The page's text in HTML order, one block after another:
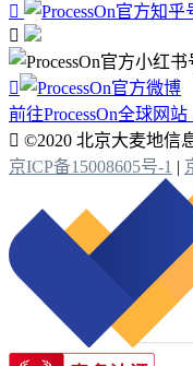



前往ProcessOn全球网
 ©2020 北京大麦地信
京ICP备15008605号-1 |